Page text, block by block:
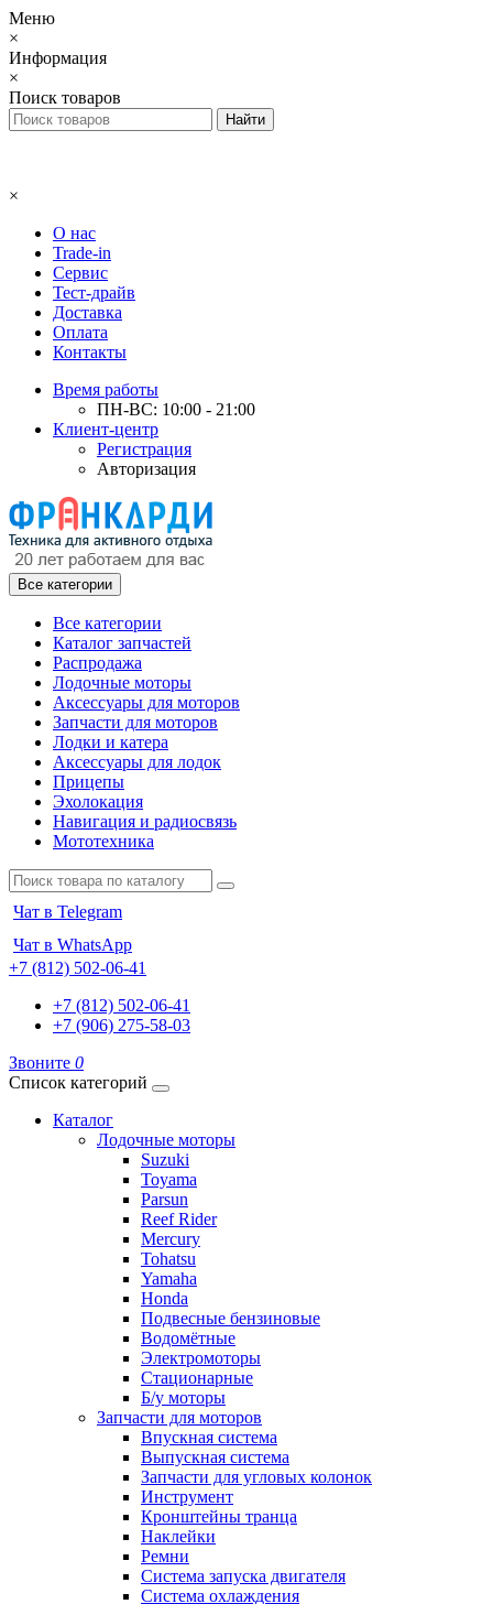
Меню
×
Информация
×
Поиск товаров
×
О нас
Trade-in
Сервис
Тест-драйв
Доставка
Оплата
Контакты
Время работы
ПН-ВС: 10:00 - 21:00
Клиент-центр
Регистрация
Авторизация
Все категории
Все категории
Каталог запчастей
Распродажа
Лодочные моторы
Аксессуары для моторов
Запчасти для моторов
Лодки и катера
Аксессуары для лодок
Прицепы
Эхолокация
Навигация и радиосвязь
Мототехника
Чат в Telegram
Чат в WhatsApp
+7 (812) 502-06-41
+7 (812) 502-06-41
+7 (906) 275-58-03
Звоните 0
Список категорий
Каталог
Лодочные моторы
Suzuki
Toyama
Parsun
Reef Rider
Mercury
Tohatsu
Yamaha
Honda
Подвесные бензиновые
Водомётные
Электромоторы
Стационарные
Б/у моторы
Запчасти для моторов
Впускная система
Выпускная система
Запчасти для угловых колонок
Инструмент
Кронштейны транца
Наклейки
Ремни
Система запуска двигателя
Система охлаждения